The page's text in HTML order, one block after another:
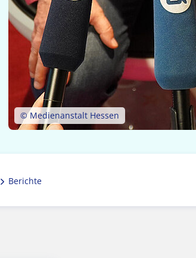
© Medienanstalt Hessen
Berichte